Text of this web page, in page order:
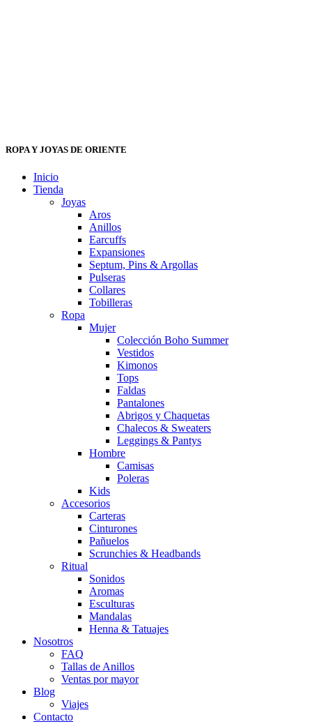
ROPA Y JOYAS DE ORIENTE
Inicio
Tienda
Joyas
Aros
Anillos
Earcuffs
Expansiones
Septum, Pins & Argollas
Pulseras
Collares
Tobilleras
Ropa
Mujer
Colección Boho Summer
Vestidos
Kimonos
Tops
Faldas
Pantalones
Abrigos y Chaquetas
Chalecos & Sweaters
Leggings & Pantys
Hombre
Camisas
Poleras
Kids
Accesorios
Carteras
Cinturones
Pañuelos
Scrunchies & Headbands
Ritual
Sonidos
Aromas
Esculturas
Mandalas
Henna & Tatuajes
Nosotros
FAQ
Tallas de Anillos
Ventas por mayor
Blog
Viajes
Contacto